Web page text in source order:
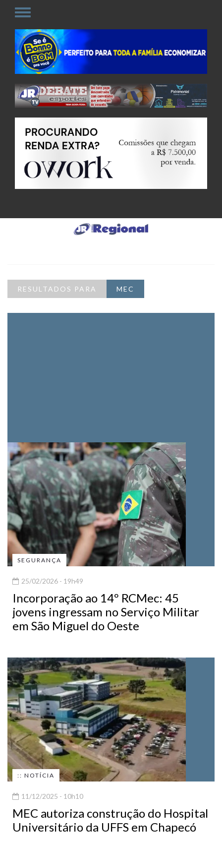
RESULTADOS PARA MEC
SEGURANÇA
25/02/2026 - 19h49
Incorporação ao 14º RCMec: 45
jovens ingressam no Serviço Militar
em São Miguel do Oeste
:: NOTÍCIA
11/12/2025 - 10h10
MEC autoriza construção do Hospital
Universitário da UFFS em Chapecó